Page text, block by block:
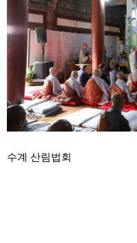
수계 산림법회